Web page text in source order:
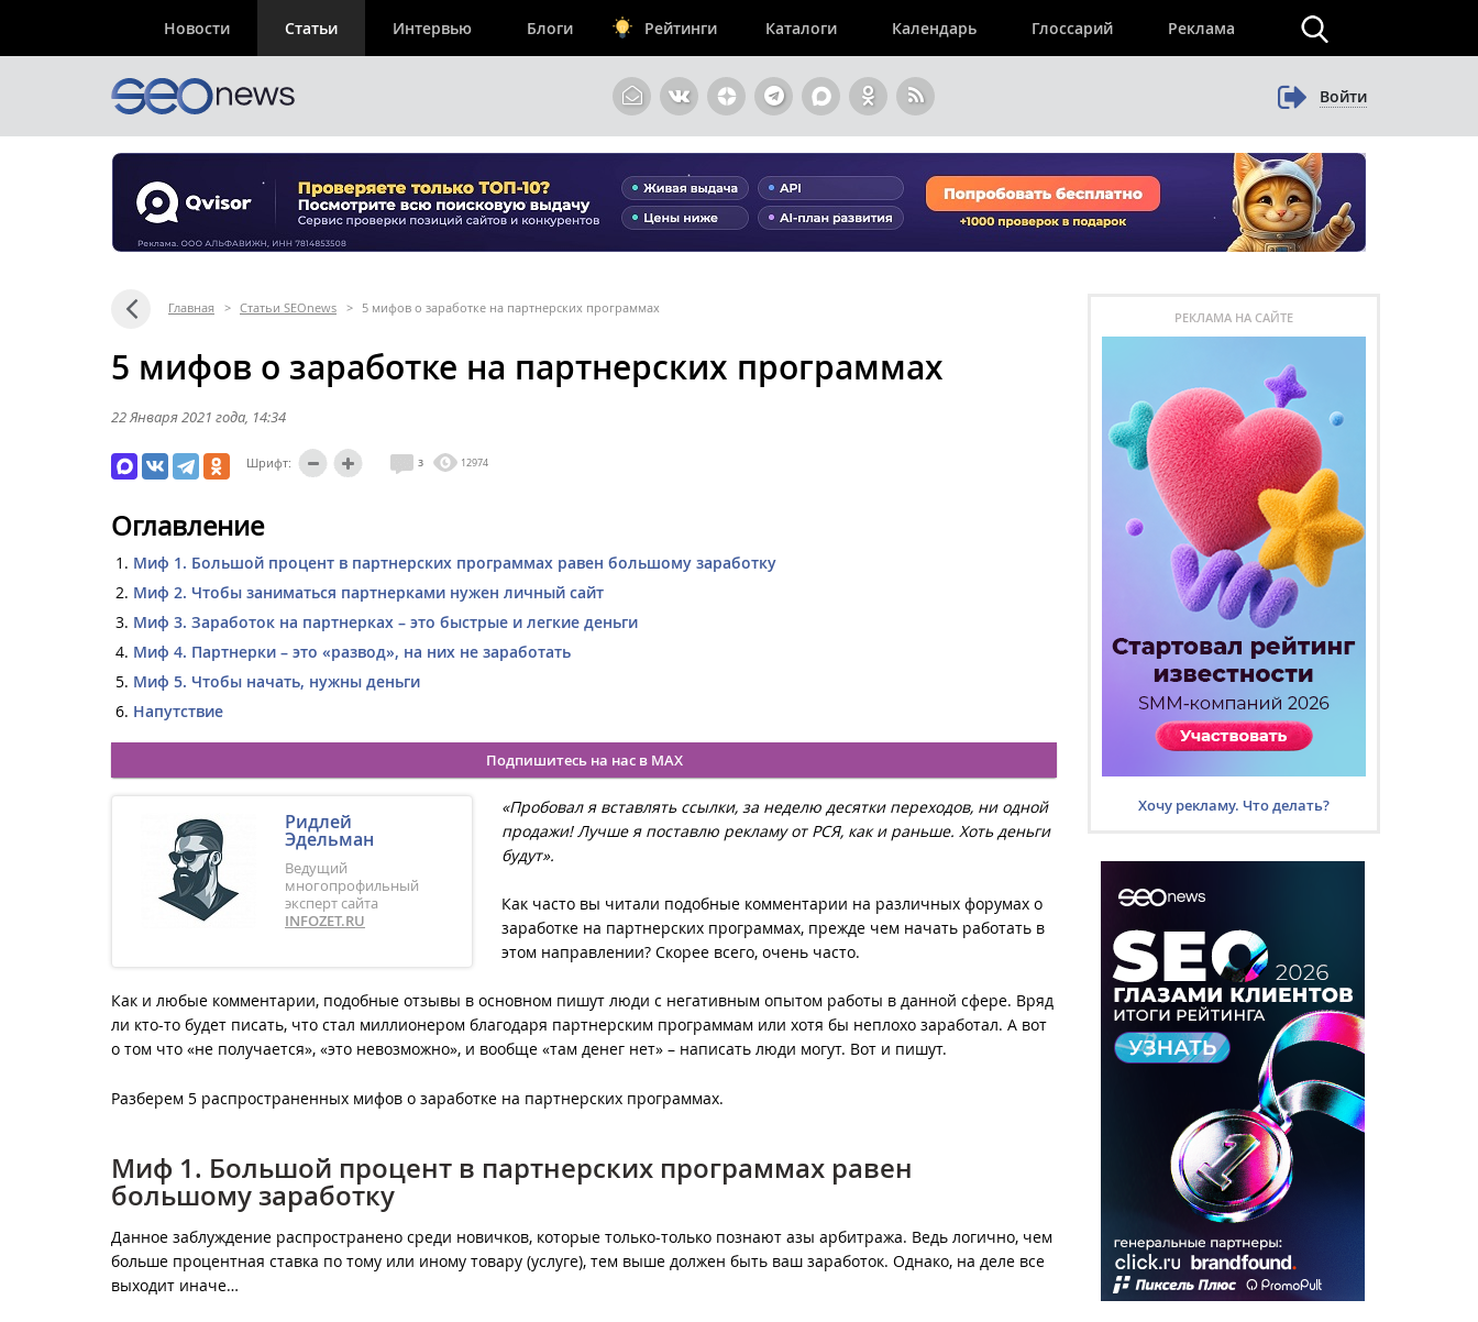
Новости Статьи Интервью Блоги Рейтинги Каталоги Календарь Глоссарий Реклама
Войти
Главная > Статьи SEOnews > 5 мифов о заработке на партнерских программах
5 мифов о заработке на партнерских программах
22 Января 2021 года , 14:34
Шрифт: 3 12974
Оглавление
Миф 1. Большой процент в партнерских программах равен большому заработку
Миф 2. Чтобы заниматься партнерками нужен личный сайт
Миф 3. Заработок на партнерках – это быстрые и легкие деньги
Миф 4. Партнерки – это «развод», на них не заработать
Миф 5. Чтобы начать, нужны деньги
Напутствие
Подпишитесь на нас в MAX
Ридлей
Эдельман
Ведущий
многопрофильный
эксперт сайта
INFOZET.RU
«Пробовал я вставлять ссылки, за неделю десятки переходов, ни одной
продажи! Лучше я поставлю рекламу от РСЯ, как и раньше. Хоть деньги
будут».
Как часто вы читали подобные комментарии на различных форумах о
заработке на партнерских программах, прежде чем начать работать в
этом направлении? Скорее всего, очень часто.
Как и любые комментарии, подобные отзывы в основном пишут люди с негативным опытом работы в данной сфере. Вряд
ли кто-то будет писать, что стал миллионером благодаря партнерским программам или хотя бы неплохо заработал. А вот
о том что «не получается», «это невозможно», и вообще «там денег нет» – написать люди могут. Вот и пишут.
Разберем 5 распространенных мифов о заработке на партнерских программах.
Миф 1. Большой процент в партнерских программах равен
большому заработку
Данное заблуждение распространено среди новичков, которые только-только познают азы арбитража. Ведь логично, чем
больше процентная ставка по тому или иному товару (услуге), тем выше должен быть ваш заработок. Однако, на деле все
выходит иначе…
РЕКЛАМА НА САЙТЕ
Хочу рекламу. Что делать?